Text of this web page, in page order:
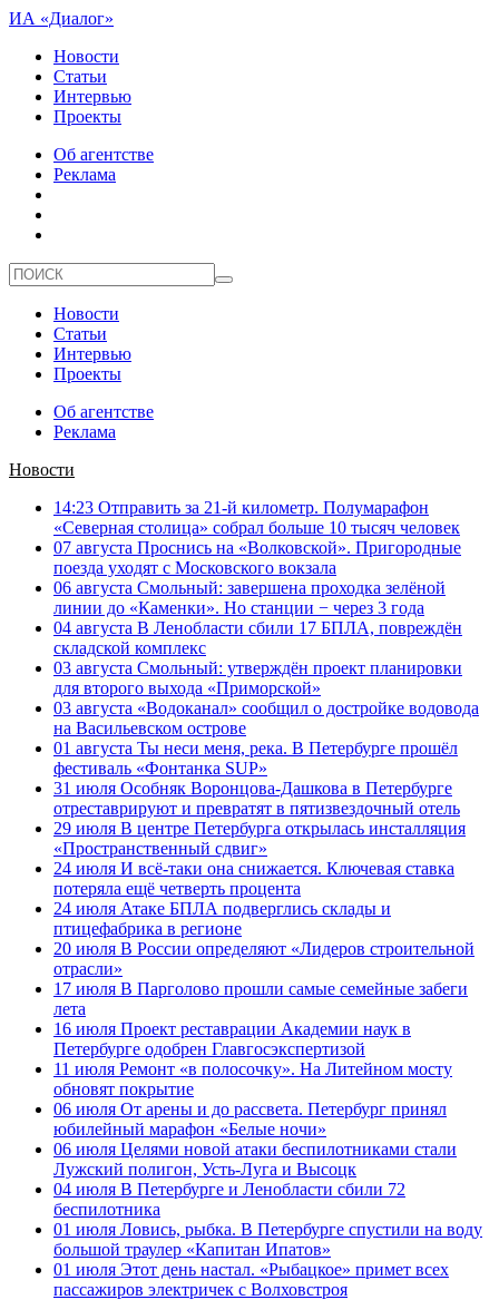
ИА «Диалог»
Новости
Статьи
Интервью
Проекты
Об агентстве
Реклама
Новости
Статьи
Интервью
Проекты
Об агентстве
Реклама
Новости
14:23 Отправить за 21-й километр. Полумарафон
«Северная столица» собрал больше 10 тысяч человек
07 августа Проснись на «Волковской». Пригородные
поезда уходят с Московского вокзала
06 августа Смольный: завершена проходка зелёной
линии до «Каменки». Но станции − через 3 года
04 августа В Ленобласти сбили 17 БПЛА, повреждён
складской комплекс
03 августа Смольный: утверждён проект планировки
для второго выхода «Приморской»
03 августа «Водоканал» сообщил о достройке водовода
на Васильевском острове
01 августа Ты неси меня, река. В Петербурге прошёл
фестиваль «Фонтанка SUP»
31 июля Особняк Воронцова-Дашкова в Петербурге
отреставрируют и превратят в пятизвездочный отель
29 июля В центре Петербурга открылась инсталляция
«Пространственный сдвиг»
24 июля И всё-таки она снижается. Ключевая ставка
потеряла ещё четверть процента
24 июля Атаке БПЛА подверглись склады и
птицефабрика в регионе
20 июля В России определяют «Лидеров строительной
отрасли»
17 июля В Парголово прошли самые семейные забеги
лета
16 июля Проект реставрации Академии наук в
Петербурге одобрен Главгосэкспертизой
11 июля Ремонт «в полосочку». На Литейном мосту
обновят покрытие
06 июля От арены и до рассвета. Петербург принял
юбилейный марафон «Белые ночи»
06 июля Целями новой атаки беспилотниками стали
Лужский полигон, Усть-Луга и Высоцк
04 июля В Петербурге и Ленобласти сбили 72
беспилотника
01 июля Ловись, рыбка. В Петербурге спустили на воду
большой траулер «Капитан Ипатов»
01 июля Этот день настал. «Рыбацкое» примет всех
пассажиров электричек с Волховстроя